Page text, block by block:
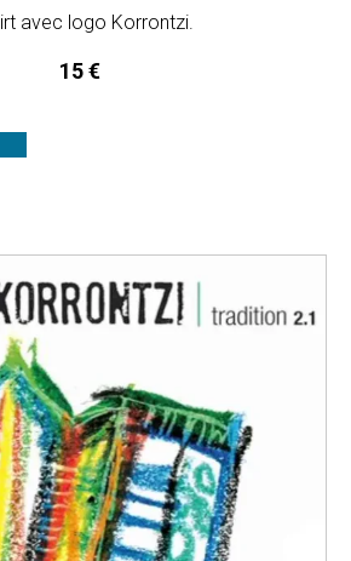
avec logo Korrontzi.
15€